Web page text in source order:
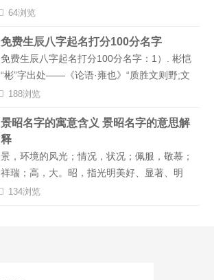
大度。歆字属于音字族，在音字族里，音字都
《周书·庾信传》“幼而俊迈;聪敏绝伦;博览群
书；”意为孩子文思敏捷。“璟”字为高贵之意
的字，直接意思是指玉的光彩;用作人名表示
富贵吉祥。...
64浏览
免费生辰八字起名打分100分名字
免费生辰八字起名打分100分名字：1）. 彬恺
“彬”字出处——《论语·雍也》“质胜文则野;文
胜质则史。文质彬彬;然后君子。”形容人既文
逊有礼、气质不凡等美好意蕴。恺字出自古诗
词“振旅恺以入于晋。”阐述军队得胜所奏的乐
曲。引申为杰出、勇敢、多才之义，形容做事
果断、勇敢，情商高。“彬恺”一名形容孩子风
度翩翩、才华横溢、马到成功。...
188浏览
景昭名字的寓意含义 景昭名字的意思解
释
景，环境的风光；情况，状况；佩服，敬慕；
祥瑞；高，大。昭，指光明美好、显著、明
显、彰明，主要想要表示一种期望的意思。景
134浏览